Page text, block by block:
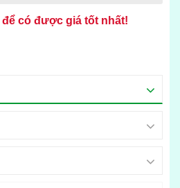
để có được giá tốt nhất!